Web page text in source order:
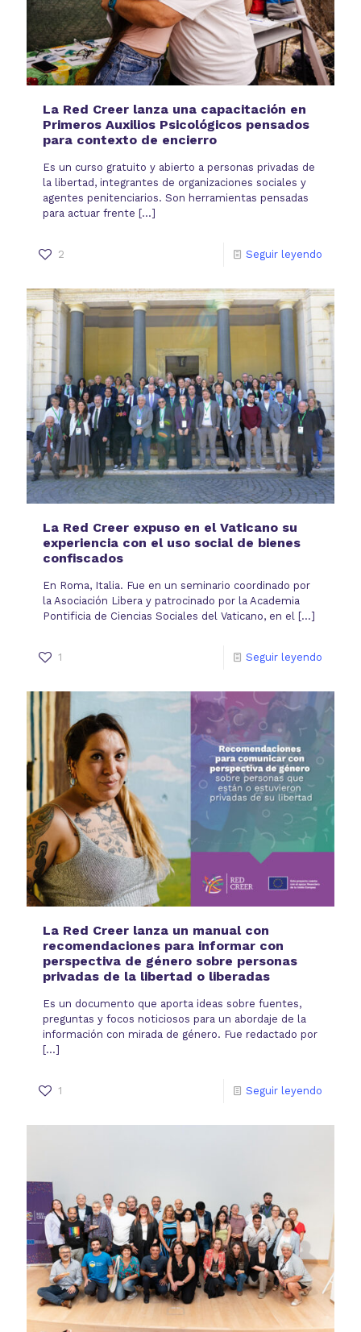
La Red Creer lanza una capacitación en
Primeros Auxilios Psicológicos pensados
para contexto de encierro
Es un curso gratuito y abierto a personas privadas de
la libertad, integrantes de organizaciones sociales y
agentes penitenciarios. Son herramientas pensadas
para actuar frente […]
2 Seguir leyendo
La Red Creer expuso en el Vaticano su
experiencia con el uso social de bienes
confiscados
En Roma, Italia. Fue en un seminario coordinado por
la Asociación Libera y patrocinado por la Academia
Pontificia de Ciencias Sociales del Vaticano, en el […]
1 Seguir leyendo
La Red Creer lanza un manual con
recomendaciones para informar con
perspectiva de género sobre personas
privadas de la libertad o liberadas
Es un documento que aporta ideas sobre fuentes,
preguntas y focos noticiosos para un abordaje de la
información con mirada de género. Fue redactado por
[…]
1 Seguir leyendo